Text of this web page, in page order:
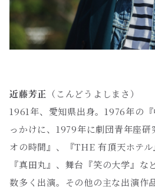
近藤芳正 （こんどうよしまさ）
1961年、愛知県出身。1976年の
っかけに、1979年に劇団青年座
オの時間』、『THE 有頂天ホテ
『真田丸』、舞台『笑の大学』な
数多く出演。その他の主な出演作